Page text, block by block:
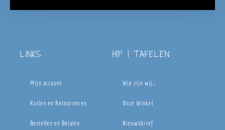
LINKS
Mijn account
Ruilen en Retourneren
Bestellen en Betalen
HIP | TAFELEN
Wie zijn wij…
Onze Winkel
Nieuwsbrief